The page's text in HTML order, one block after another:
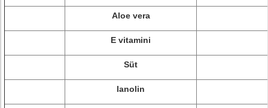
Aloe vera
E vitamini
Süt
lanolin